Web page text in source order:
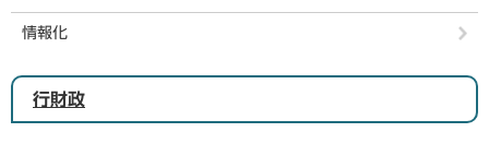
情報化
行財政